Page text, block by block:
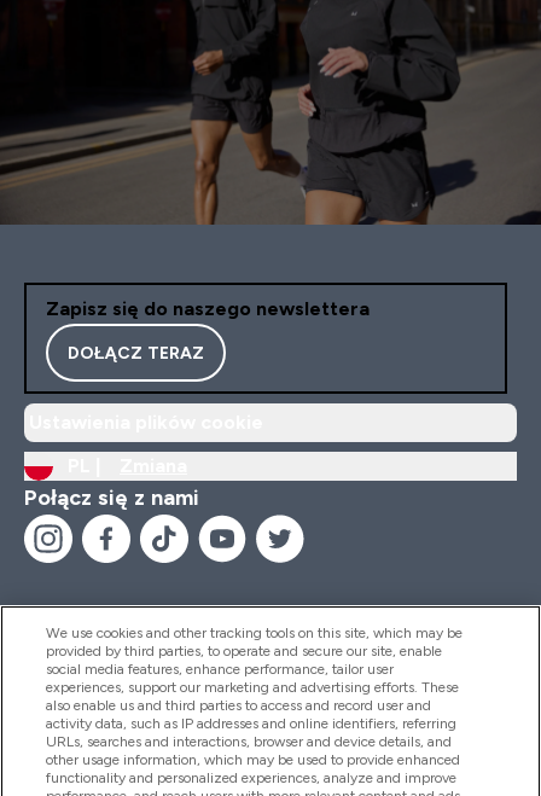
Zapisz się do naszego newslettera
DOŁĄCZ TERAZ
Połącz się z nami
Pomoc I Informacja
Produkty
We use cookies and other tracking tools on this site, which may be
provided by third parties, to operate and secure our site, enable
social media features, enhance performance, tailor user
experiences, support our marketing and advertising efforts. These
also enable us and third parties to access and record user and
activity data, such as IP addresses and online identifiers, referring
URLs, searches and interactions, browser and device details, and
other usage information, which may be used to provide enhanced
functionality and personalized experiences, analyze and improve